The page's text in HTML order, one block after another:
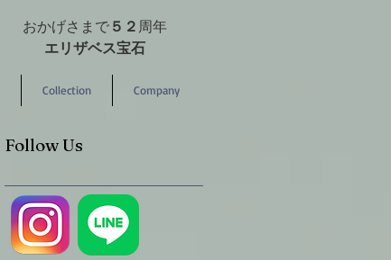
おかげさまで５２ 周年
エリザベス宝石
Collection Company
Follow Us